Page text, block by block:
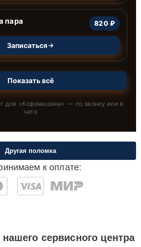
пара 820 ₽
Записаться
Показать всё
для «Кофемашина» — по звонку или в
чате
к оплате:
Другая поломка
сервисного центра